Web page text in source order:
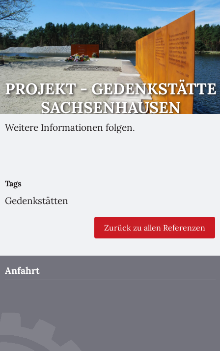
PROJEKT - GEDENKSTÄTTE
SACHSENHAUSEN
Weitere Informationen folgen.
Tags
Gedenkstätten
Zurück zu allen Referenzen
Anfahrt